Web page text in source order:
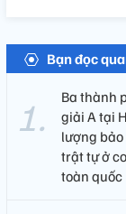
Bạn đọc
Ba thành
giải A tại
lượng
trật tự ở
toàn quốc